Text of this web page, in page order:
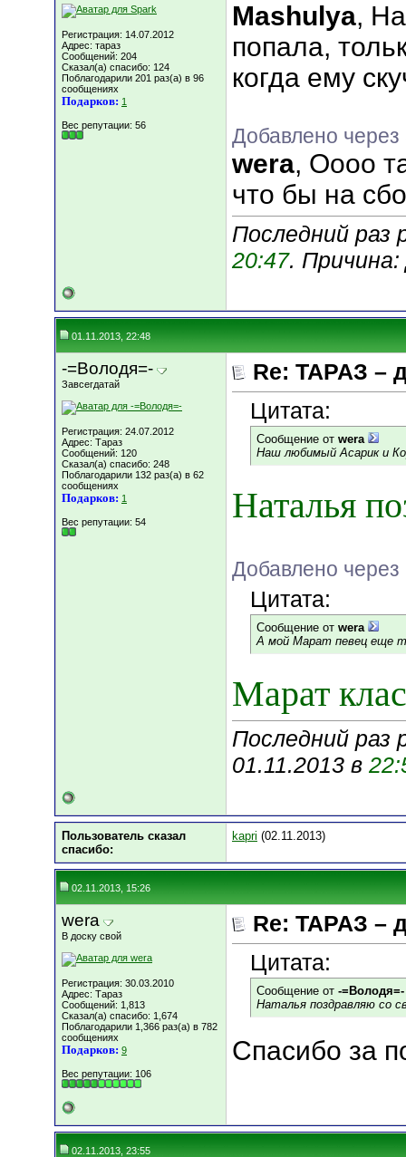
Регистрация: 14.07.2012
Адрес: тараз
Сообщений: 204
Сказал(а) спасибо: 124
Поблагодарили 201 раз(а) в 96
сообщениях
Подарков: 1
Вес репутации: 56
Mashulya,
попала,
когда ему
Добавлено через
wera, Оооо
что бы на
Последний раз
20:47.
01.11.2013, 22:48
-=Володя=-
Завсегдатай
Регистрация: 24.07.2012
Адрес: Тараз
Сообщений: 120
Сказал(а) спасибо: 248
Поблагодарили 132 раз(а) в 62
сообщениях
Подарков: 1
Вес репутации: 54
Re: ТАРАЗ –
Цитата:
Сообщение от wera
Наш любимый Асарик и
Наталья
Добавлено через
Цитата:
Сообщение от wera
А мой Марат певец еще
Марат
Последний раз
01.11.2013 в
Пользователь сказал
cпасибо:
kapri (02.11.2013)
02.11.2013, 15:26
wera
В доску свой
Регистрация: 30.03.2010
Адрес: Тараз
Сообщений: 1,813
Сказал(а) спасибо: 1,674
Поблагодарили 1,366 раз(а) в 782
сообщениях
Подарков: 9
Вес репутации: 106
Re: ТАРАЗ –
Цитата:
Сообщение от -=Володя=-
Наталья поздравляю со
Спасибо за
02.11.2013, 23:55